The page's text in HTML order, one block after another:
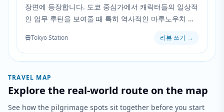
장면에 등장합니다. 도쿄 중심가에서 캐릭터들의 일상적
인 업무 루틴을 보여줄 때 특히 역사적인 마루노우치 쪽
Tokyo Station 리뷰 쓰기 →
TRAVEL MAP
Explore the real-world route on the map
See how the pilgrimage spots sit together before you start